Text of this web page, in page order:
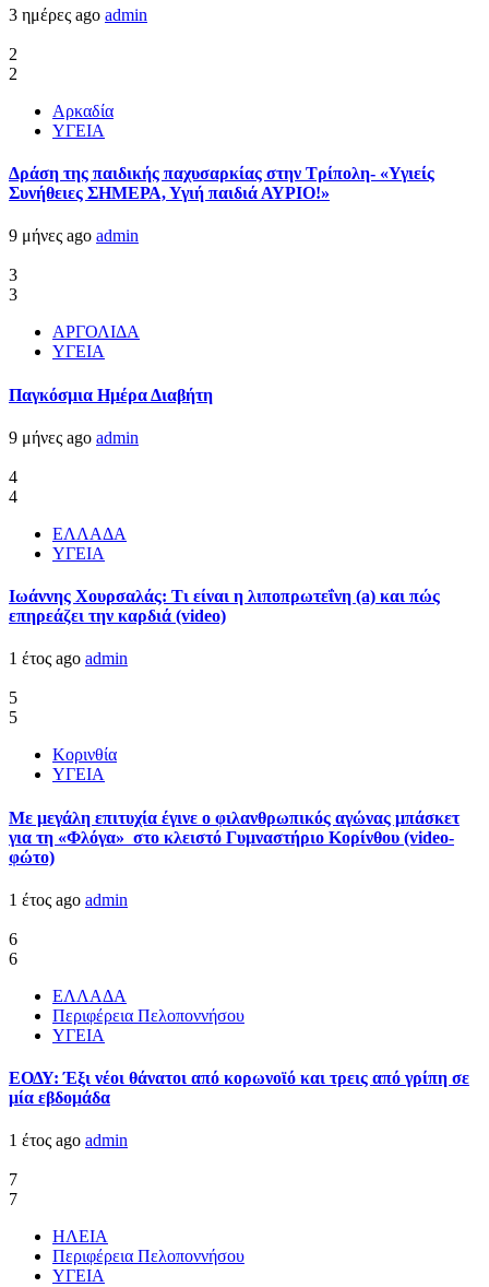
3 ημέρες ago admin
2
2
Αρκαδία
ΥΓΕΙΑ
Δράση της παιδικής παχυσαρκίας στην Τρίπολη- «Υγιείς
Συνήθειες ΣΗΜΕΡΑ, Υγιή παιδιά ΑΥΡΙΟ!»
9 μήνες ago admin
3
3
ΑΡΓΟΛΙΔΑ
ΥΓΕΙΑ
Παγκόσμια Ημέρα Διαβήτη
9 μήνες ago admin
4
4
ΕΛΛΑΔΑ
ΥΓΕΙΑ
Ιωάννης Χουρσαλάς: Τι είναι η λιποπρωτεΐνη (a) και πώς
επηρεάζει την καρδιά (video)
1 έτος ago admin
5
5
Κορινθία
ΥΓΕΙΑ
Με μεγάλη επιτυχία έγινε ο φιλανθρωπικός αγώνας μπάσκετ
για τη «Φλόγα» στο κλειστό Γυμναστήριο Κορίνθου (video-
φώτο)
1 έτος ago admin
6
6
ΕΛΛΑΔΑ
Περιφέρεια Πελοποννήσου
ΥΓΕΙΑ
ΕΟΔΥ: Έξι νέοι θάνατοι από κορωνοϊό και τρεις από γρίπη σε
μία εβδομάδα
1 έτος ago admin
7
7
ΗΛΕΙΑ
Περιφέρεια Πελοποννήσου
ΥΓΕΙΑ